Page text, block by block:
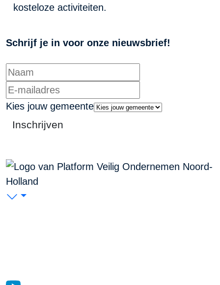
kosteloze activiteiten.
Schrijf je in voor onze nieuwsbrief!
Kies jouw gemeente
Inschrijven